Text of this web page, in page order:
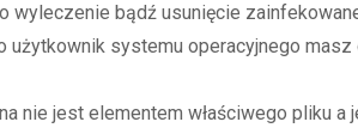
wyleczenie bądź usunięcie
użytkownik systemu operacyjnego
nie jest elementem właściwego pliku